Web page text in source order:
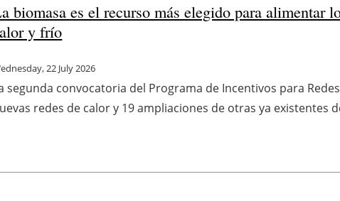
biomasa es el recurso más elegido para alimentar
y frío
22 July 2026
segunda convocatoria del Programa de Incentivos para
redes de calor y 19 ampliaciones de otras ya existentes